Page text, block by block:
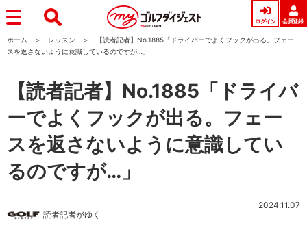
ログイン 会員登録
ホーム レッスン
【読者記者】No.1885「ドライバーでよくフックが出る。フェー
スを返さないように意識しているのですが…」
【読者記者】No.1885「ドライバ
ーでよくフックが出る。フェー
スを返さないように意識してい
るのですが…」
読者記者がゆく
2024.11.07